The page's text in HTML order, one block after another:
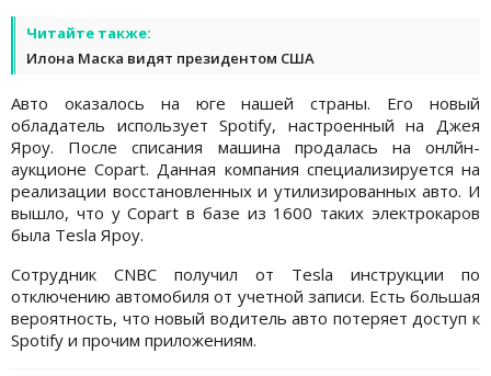
Читайте также:
Илона Маска видят президентом США
Авто оказалось на юге нашей страны. Его новый
обладатель использует Spotify, настроенный на Джея
Яроу. После списания машина продалась на онлйн-
аукционе Copart. Данная компания специализируется на
реализации восстановленных и утилизированных авто. И
вышло, что у Copart в базе из 1600 таких электрокаров
была Tesla Яроу.
Сотрудник CNBC получил от Tesla инструкции по
отключению автомобиля от учетной записи. Есть большая
вероятность, что новый водитель авто потеряет доступ к
Spotify и прочим приложениям.